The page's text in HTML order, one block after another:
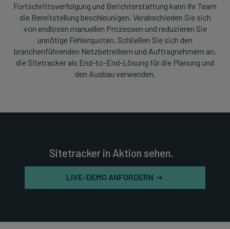
Fortschrittsverfolgung und Berichterstattung kann Ihr Team
die Bereitstellung beschleunigen. Verabschieden Sie sich
von endlosen manuellen Prozessen und reduzieren Sie
unnötige Fehlerquoten. Schließen Sie sich den
branchenführenden Netzbetreibern und Auftragnehmern an,
die Sitetracker als End-to-End-Lösung für die Planung und
den Ausbau verwenden.
Sitetracker in Aktion sehen.
LIVE-DEMO ANFORDERN